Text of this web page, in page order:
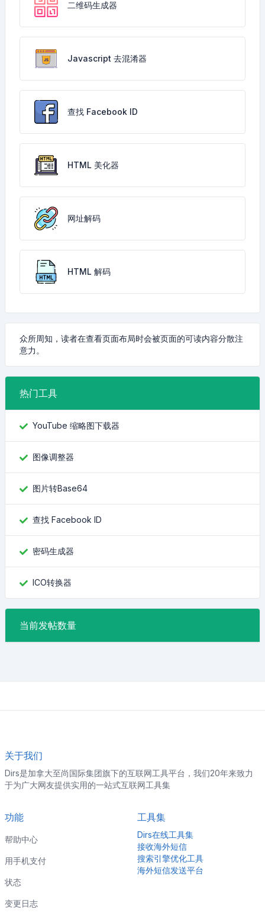
二维码生成器
Javascript 去混淆器
查找 Facebook ID
HTML 美化器
网址解码
HTML 解码
众所周知，读者在查看页面布局时会被页面的可读内容分散注
意力。
热门工具
YouTube 缩略图下载器
图像调整器
图片转Base64
查找 Facebook ID
密码生成器
ICO转换器
当前发帖数量
关于我们
Dirs是加拿大至尚国际集团旗下的互联网工具平台，我们20年来致力
于为广大网友提供实用的一站式互联网工具集
功能
帮助中心
用手机支付
状态
变更日志
工具集
Dirs在线工具集
接收海外短信
搜索引擎优化工具
海外短信发送平台